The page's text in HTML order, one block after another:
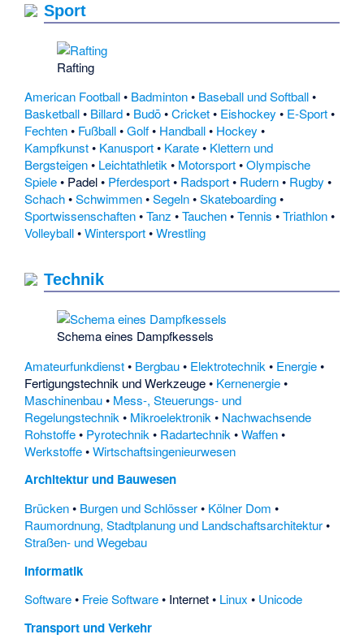
Sport
Rafting
American Football• Badminton• Baseball und Softball•
Basketball• Billard• Budō•Cricket• Eishockey • E-Sport•
Fechten• Fußball•Golf• Handball• Hockey •
Kampfkunst• Kanusport• Karate• Klettern und
Bergsteigen• Leichtathletik• Motorsport•Olympische
Spiele• Padel• Pferdesport• Radsport• Rudern• Rugby •
Schach•Schwimmen•Segeln•Skateboarding•
Sportwissenschaften•Tanz •Tauchen•Tennis •Triathlon•
Volleyball•Wintersport•Wrestling
Technik
Schema eines Dampfkessels
Amateurfunkdienst• Bergbau• Elektrotechnik • Energie•
Fertigungstechnik und Werkzeuge• Kernenergie•
Maschinenbau• Mess-, Steuerungs- und
Regelungstechnik • Mikroelektronik • Nachwachsende
Rohstoffe• Pyrotechnik • Radartechnik •Waffen•
Werkstoffe•Wirtschaftsingenieurwesen
Architektur und Bauwesen
Brücken• Burgen und Schlösser• Kölner Dom •
Raumordnung, Stadtplanung und Landschaftsarchitektur•
Straßen- und Wegebau
Informatik
Software• Freie Software• Internet• Linux • Unicode
Transport und Verkehr